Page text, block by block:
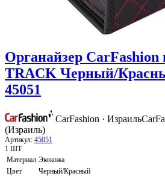
Органайзер CarFashion
TRACK Черный/
45051
CarFashion · Израиль
(Израиль)
Артикул: 45051
1 ШТ
Материал Экокожа
Цвет
Черный/Красный